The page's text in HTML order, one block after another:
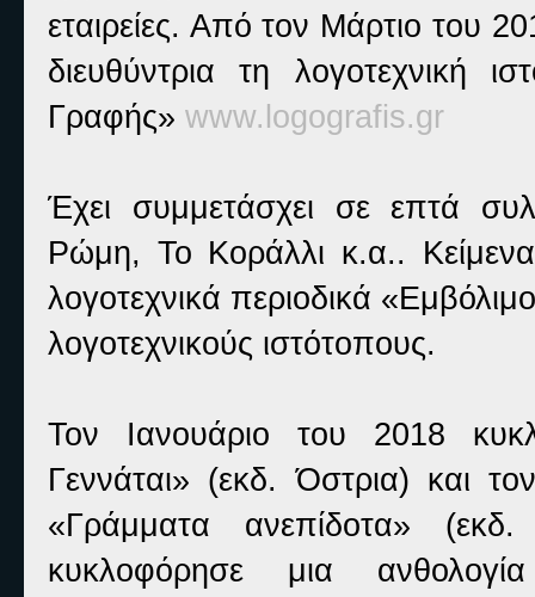
εταιρείες. Από τον Μάρτιο του
διευθύντρια τη λογοτεχνική
Γραφής» www.logografis.gr
Έχει συμμετάσχει σε επτά
Ρώμη, Το Κοράλλι κ.α..
λογοτεχνικά περιοδικά
λογοτεχνικούς ιστότοπους.
Τον Ιανουάριο του 2018
Γεννάται» (εκδ. Όστρια) και
«Γράμματα ανεπίδοτα»
κυκλοφόρησε μια